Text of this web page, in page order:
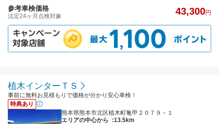
参考車検価格
法定24ヶ月点検対象 43,300円
植木インターＴＳ
事前に無料お見積もりで価格が分かり安心車検！
特典あり
熊本県熊本市北区植木町亀甲２０７９－１
エリアの中心から
:13.5km